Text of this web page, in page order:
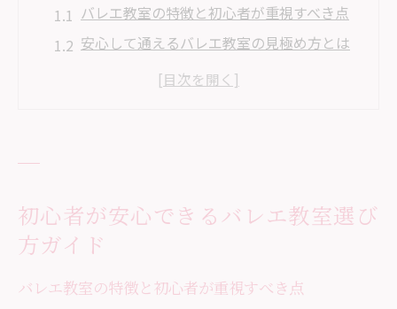
バレエ教室の特徴と初心者が重視すべき点
安心して通えるバレエ教室の見極め方とは
日野市周辺バレエ教室の選び方ポイント
バレエ教室の雰囲気や暗黙のルールを徹底解説
バレエ教室で大切な雰囲気とマナーの基本
バレエ教室に通う際の暗黙のルールを知ろ
初心者が安心できるバレエ教室選び
方ガイド
バレエ教室の特徴と初心者が重視すべき点